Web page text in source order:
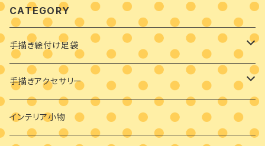
CATEGORY
手描き絵付け足袋
絵付け済み足袋
オーダーメイド絵付け足袋
手描きアクセサリー
ブローチ
インテリア小物